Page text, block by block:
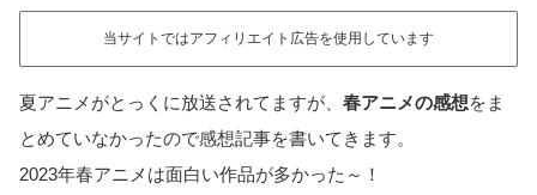
当サイトではアフィリエイト広告を使用しています
夏アニメがとっくに放送されてますが、 春アニメの感想をま
とめていなかったので感想記事を書いてきます。
2023年春アニメは面白い作品が多かった～！